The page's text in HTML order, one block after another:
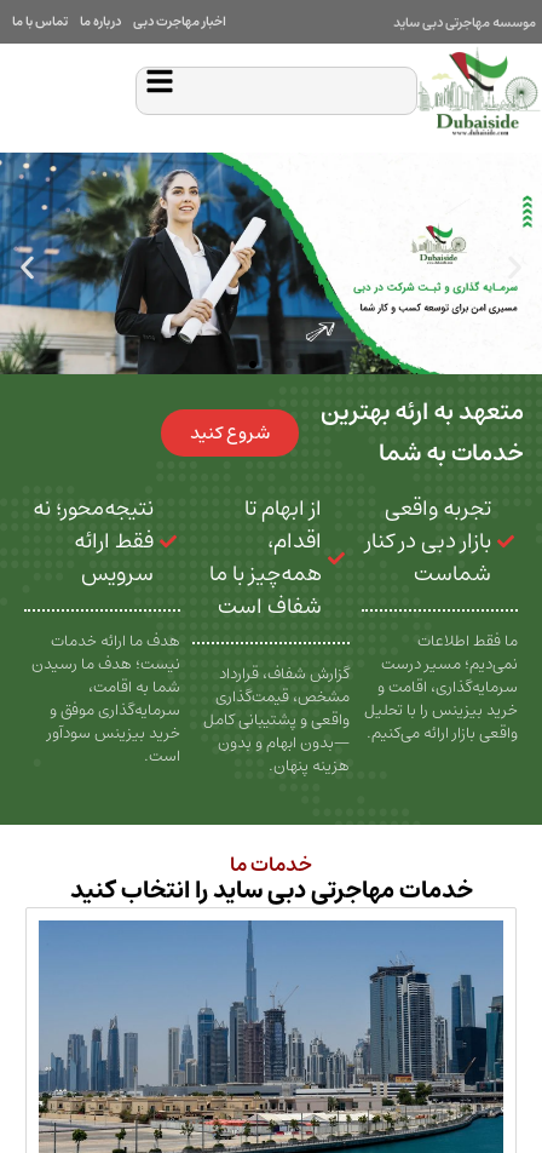
ساید درباره ما تماس با ما
بهترین
شما
شروع کنید
واقعی
در کنار
درست
اقامت و
با تحلیل
می‌کنیم.
از ابهام تا
اقدام،
همه‌چیز با ما
شفاف است
گزارش شفاف، قرارداد
مشخص، قیمت‌گذاری
واقعی و پشتیبانی کامل
—بدون ابهام و بدون
نتیجه‌محور؛ نه
فقط ارائه
سرویس
هدف ما ارائه خدمات
نیست؛ هدف ما رسیدن
شما به اقامت،
سرمایه‌گذاری موفق و
خرید بیزینس سودآور
است.
مهاجرتی دبی ساید را انتخاب کنید